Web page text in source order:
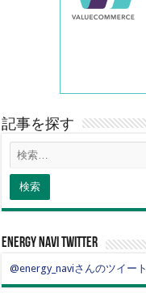
記事を探す
energy navi twitter
@energy_naviさんのツイート